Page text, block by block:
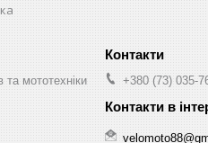
мототехніки +380 (73) 035-